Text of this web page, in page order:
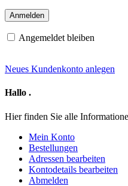
Angemeldet bleiben
Neues Kundenkonto anlegen
Hallo .
Hier finden Sie alle
Mein Konto
Bestellungen
Adressen bearbeiten
Kontodetails bearbeiten
Abmelden